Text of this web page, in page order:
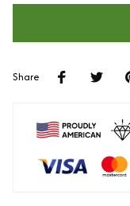
Share